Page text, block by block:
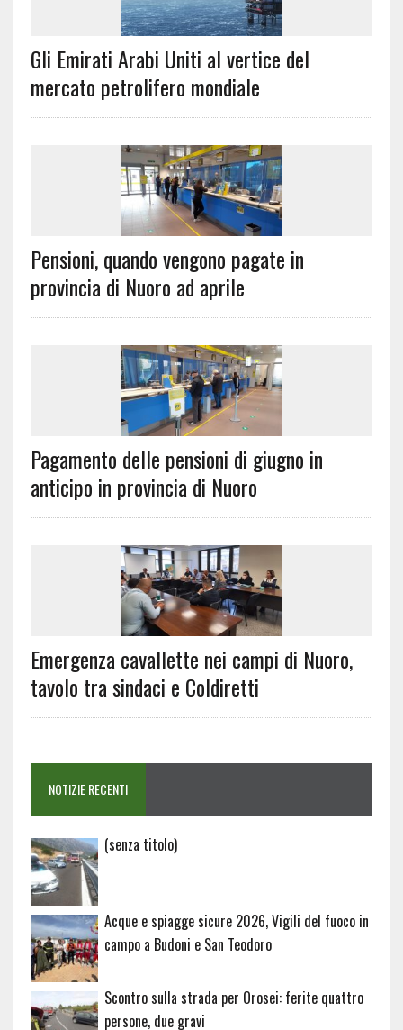
Gli Emirati Arabi Uniti al vertice del
mercato petrolifero mondiale
Pensioni, quando vengono pagate in
provincia di Nuoro ad aprile
Pagamento delle pensioni di giugno in
anticipo in provincia di Nuoro
Emergenza cavallette nei campi di Nuoro,
tavolo tra sindaci e Coldiretti
NOTIZIE RECENTI
(senza titolo)Articolo
Acque e spiagge sicure 2026, Vigili del fuoco in
campo a Budoni e San Teodoro
Scontro sulla strada per Orosei: ferite quattro
persone, due gravi